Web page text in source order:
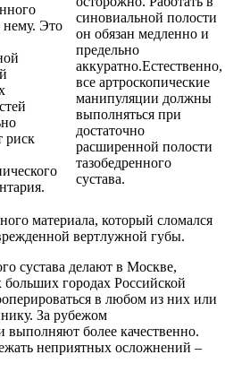
нему. Это
риск
синовиальной полости
он обязан медленно и
предельно
аккуратно.Естественно,
все артроскопические
манипуляции должны
выполняться при
достаточно
расширенной полости
тазобедренного
сустава.
материала, который сломался
вертлужной губы.
сустава делают в Москве,
городах Российской
в любом из них или
За рубежом
выполняют более качественно.
неприятных осложнений –